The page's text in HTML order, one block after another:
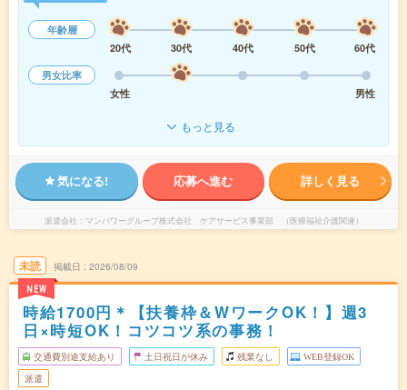
年齢層
20代
30代 40代 50代
60代
男女比率
女性
男性
もっと見る
気になる! 応募へ進む 詳しく見る
派遣会社 マンパワーグループ株式会社 ケアサービス事業部 （医療福祉介護関連）
未読
NEW
掲載日 2026/08/09
時給1700円＊【扶養枠＆WワークOK！】週3
日×時短OK！コツコツ系の事務！
交通費別途支給あり 土日祝日が休み 残業なし WEB登録OK
派遣